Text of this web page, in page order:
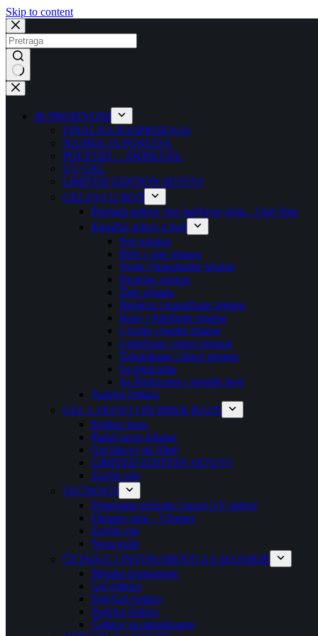
Skip to content
No
results
👜 PROIZVODI
FINALNA RASPRODAJA
NAJBOLJA PONUDA
POLYGEL – AKRILGEL
UV GEL
LIMITED EDITION SETOVI
GELOVI U BOJI
Pemium gelovi, bez lepljivog sloja – One Step
Klasični gelovi u boji
Sve nijanse
Bele i crne nijanse
Nude i braonkaste nijanse
Pastelne nijanse
Žute nijanse
Breskva i naradžaste nijanse
Roze i ljubičaste nijanse
Crvene i bordo nijanse
Ljubičaste i plave nijanse
Zelenskaste i plave nijanse
Sa iskricama
Sa šljokicama i metalik boje
NailArt četkice
GEL LAKOVI I RUBBER BAZE
Rubber baze
Pastel neon nijanse
Gel lakovi od 10ml
LIMITED EDITION SETOVI
Zavšni sjaj
TEČNOSTI
Pripremne tečnosti i bazni UV gelovi
Fiksator gela – Cleaner
Zavšni sjaj
Nega kože
ČETKICE I INSTRUMENTI ZA MANIKIR
Metalni instrumenti
Gel četkice
PolyGel četkice
NailArt četkice
Četkice za otprašivanje